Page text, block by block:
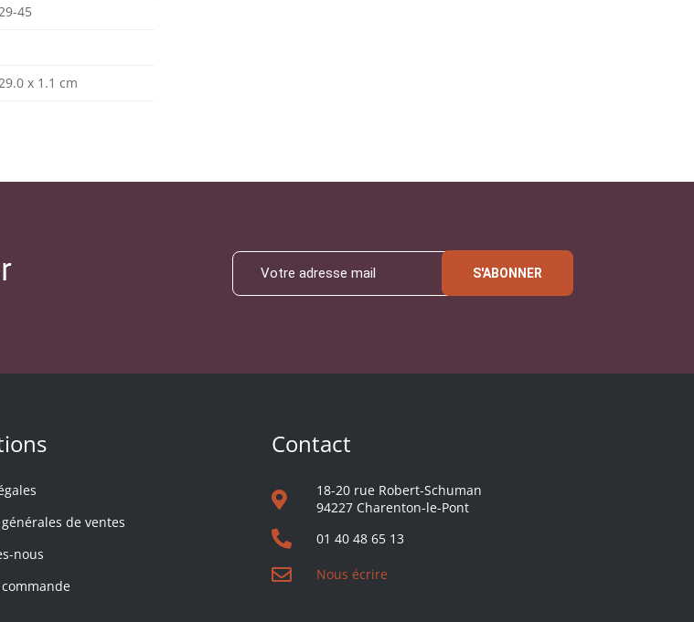
45
x 1.1 cm
S'ABONNER
de ventes
nous
Contact
18-20 rue Robert-Schuman
94227 Charenton-le-Pont
01 40 48 65 13
Nous écrire